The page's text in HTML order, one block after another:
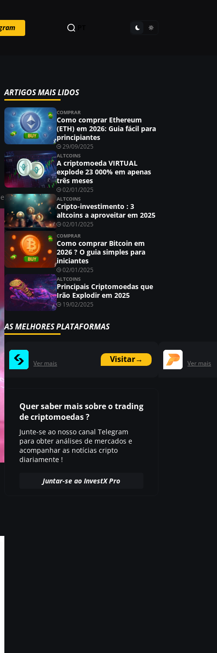
ARTIGOS MAIS LIDOS
COMPRAR
Como comprar Ethereum
(ETH) em 2026: Guia fácil para
principiantes
29/09/2025
ALTCOINS
A criptomoeda VIRTUAL
explode 23 000% em apenas
três meses
02/01/2025
ALTCOINS
Cripto-investimento : 3
altcoins a aproveitar em 2025
02/01/2025
COMPRAR
Como comprar Bitcoin em
2026 ? O guia simples para
iniciantes
02/01/2025
ALTCOINS
Principais Criptomoedas que
Irão Explodir em 2025
19/02/2025
AS MELHORES PLATAFORMAS
Visitar→
Ver mais Ver mais
Quer saber mais sobre o trading
de criptomoedas ?
Junte-se ao nosso canal Telegram
para obter análises de mercados e
acompanhar as notícias cripto
diariamente !
Juntar-se ao InvestX Pro